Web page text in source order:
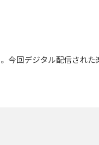
今回デジタル配信された